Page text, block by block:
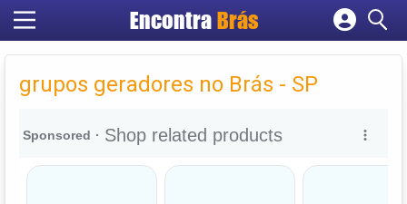
Encontra Brás
Cadastrar empresa
Criar conta
grupos geradores no Brás - SP